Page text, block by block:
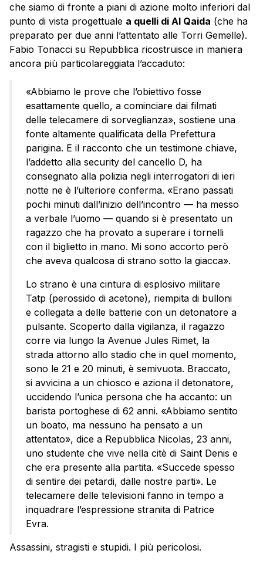
che siamo di fronte a piani di azione molto inferiori dal
punto di vista progettuale a quelli di Al Qaida (che ha
preparato per due anni l’attentato alle Torri Gemelle).
Fabio Tonacci su Repubblica ricostruisce in maniera
ancora più particolareggiata l’accaduto:
«Abbiamo le prove che l’obiettivo fosse
esattamente quello, a cominciare dai filmati
delle telecamere di sorveglianza», sostiene una
fonte altamente qualificata della Prefettura
parigina. E il racconto che un testimone chiave,
l’addetto alla security del cancello D, ha
consegnato alla polizia negli interrogatori di ieri
notte ne è l’ulteriore conferma. «Erano passati
pochi minuti dall’inizio dell’incontro — ha messo
a verbale l’uomo — quando si è presentato un
ragazzo che ha provato a superare i tornelli
con il biglietto in mano. Mi sono accorto però
che aveva qualcosa di strano sotto la giacca».
Lo strano è una cintura di esplosivo militare
Tatp (perossido di acetone), riempita di bulloni
e collegata a delle batterie con un detonatore a
pulsante. Scoperto dalla vigilanza, il ragazzo
corre via lungo la Avenue Jules Rimet, la
strada attorno allo stadio che in quel momento,
sono le 21 e 20 minuti, è semivuota. Braccato,
si avvicina a un chiosco e aziona il detonatore,
uccidendo l’unica persona che ha accanto: un
barista portoghese di 62 anni. «Abbiamo sentito
un boato, ma nessuno ha pensato a un
attentato», dice a Repubblica Nicolas, 23 anni,
uno studente che vive nella citè di Saint Denis e
che era presente alla partita. «Succede spesso
di sentire dei petardi, dalle nostre parti». Le
telecamere delle televisioni fanno in tempo a
inquadrare l’espressione stranita di Patrice
Evra.
Assassini, stragisti e stupidi. I più pericolosi.